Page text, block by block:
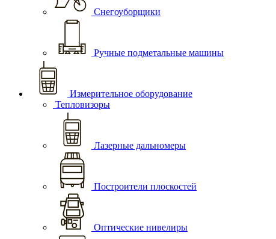
Снегоуборщики
Ручные подметальные машины
Измерительное оборудование
Тепловизоры
Лазерные дальномеры
Построители плоскостей
Оптические нивелиры